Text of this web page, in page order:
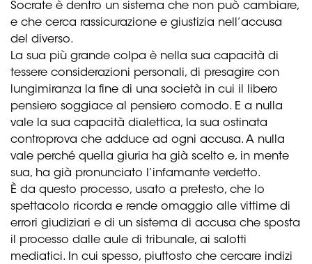
Socrate è dentro un sistema che non può cambiare,
e che cerca rassicurazione e giustizia nell’accusa
del diverso.
La sua più grande colpa è nella sua capacità di
tessere considerazioni personali, di presagire con
lungimiranza la fine di una società in cui il libero
pensiero soggiace al pensiero comodo. E a nulla
vale la sua capacità dialettica, la sua ostinata
controprova che adduce ad ogni accusa. A nulla
vale perché quella giuria ha già scelto e, in mente
sua, ha già pronunciato l’infamante verdetto.
È da questo processo, usato a pretesto, che lo
spettacolo ricorda e rende omaggio alle vittime di
errori giudiziari e di un sistema di accusa che sposta
il processo dalle aule di tribunale, ai salotti
mediatici. In cui spesso, piuttosto che cercare indizi